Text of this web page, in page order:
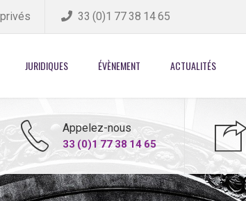
33 (0)1 77 38 14 65
JURIDIQUES ÉVÈNEMENT ACTUALITÉS
Appelez-nous
33 (0)1 77 38 14 65